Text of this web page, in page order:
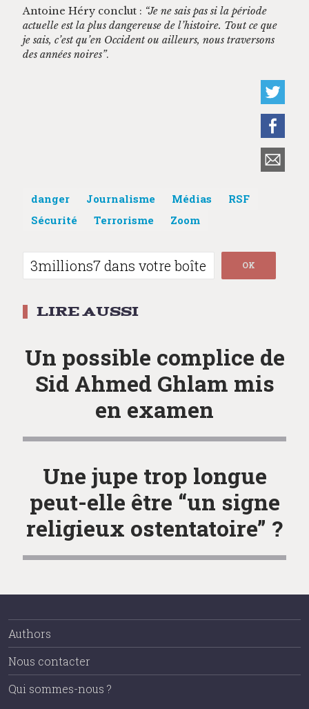
Antoine Héry con­clut : “Je ne sais pas si la péri­ode
actuelle est la plus dan­gereuse de l’histoire. Tout ce que
je sais, c’est qu’en Occi­dent ou ailleurs, nous tra­ver­sons
des années noires”.
danger Journalisme Médias
RSF
Sécurité
Terrorisme Zoom
Post
Un possible complice de
Sid Ahmed Ghlam mis
en examen
Une jupe trop longue
peut-elle être “un signe
religieux ostentatoire” ?
Authors
Nous contacter
Qui sommes-nous ?